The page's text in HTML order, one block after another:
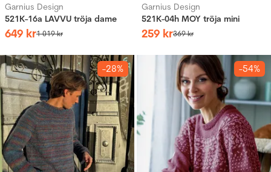
Garnius Design
521K-16a LAVVU tröja dame
649 kr1 019kr
Garnius Design
521K-04h MOY tröja mini
259 kr369kr
-28% -54%